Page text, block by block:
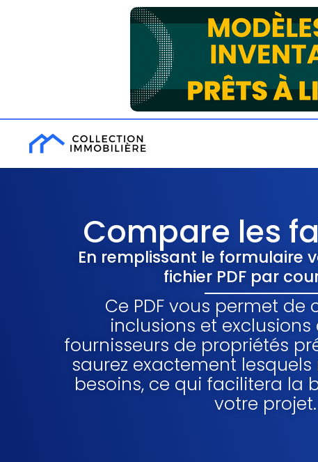
Compare les
En remplissant le formulaire
fichier PDF par
Ce PDF vous permet de
inclusions et
fournisseurs de propriétés
saurez exactement
besoins, ce qui facilitera la
votre projet.